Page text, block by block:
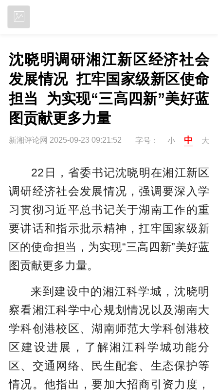
沈晓明调研湘江新区经济社会
发展情况  扛牢国家级新区使命
担当  为实现“三高四新”美好蓝
图贡献更多力量
新湘评论网 2025-09-23 09:21:52 字号： 小 中 大
22日，省委书记沈晓明在湘江新区
调研经济社会发展情况，强调要深入学
习贯彻习近平总书记关于湖南工作的重
要讲话和指示批示精神，扛牢国家级新
区的使命担当，为实现“三高四新”美好蓝
图贡献更多力量。
来到建设中的湘江科学城，沈晓明
察看湘江科学中心规划情况以及湖南大
学科创港校区、湖南师范大学科创港校
区建设进展，了解湘江科学城功能分
区、交通网络、民生配套、生态保护等
情况。他指出，要加大招商引资力度，